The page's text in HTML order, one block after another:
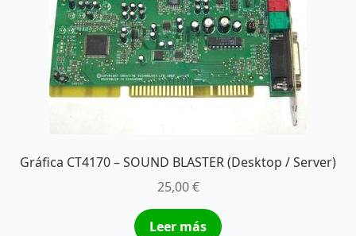
Gráfica CT4170 – SOUND BLASTER (Desktop / Server)
25,00€
Leer más